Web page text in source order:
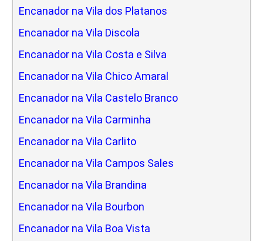
Encanador na Vila dos Platanos
Encanador na Vila Discola
Encanador na Vila Costa e Silva
Encanador na Vila Chico Amaral
Encanador na Vila Castelo Branco
Encanador na Vila Carminha
Encanador na Vila Carlito
Encanador na Vila Campos Sales
Encanador na Vila Brandina
Encanador na Vila Bourbon
Encanador na Vila Boa Vista